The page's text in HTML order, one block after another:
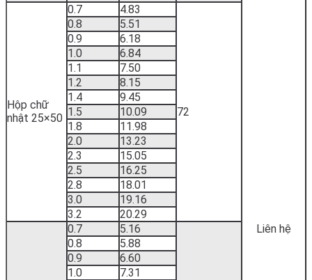
Liên hệ
Hộp chữ
nhật 25×50
0.7 4.83
72
0.8
5.51
0.9
6.18
1.0
6.84
1.1
7.50
1.2
8.15
1.4
9.45
1.5
10.09
1.8
11.98
2.0
13.23
2.3
15.05
2.5
16.25
2.8
18.01
3.0
19.16
3.2
20.29
0.7 5.16
0.8
5.88
0.9
6.60
1.0
7.31